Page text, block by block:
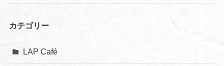
カテゴリー
LAP Café